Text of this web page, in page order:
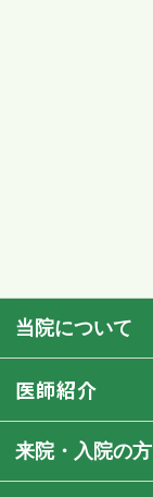
当院について
医師紹介
来院・入院の方